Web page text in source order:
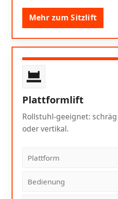
Mehr zum Sitzlift
Plattformlift
Rollstuhl-geeignet:
oder vertikal.
Plattform
Bedienung